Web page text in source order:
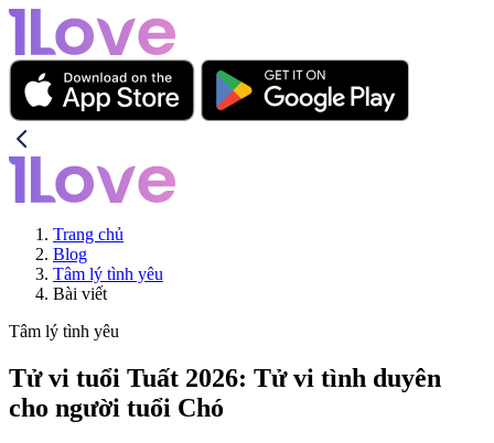
Trang chủ
Blog
Tâm lý tình yêu
Bài viết
Tâm lý tình yêu
Tử vi tuổi Tuất 2026: Tử vi tình duyên
cho người tuổi Chó